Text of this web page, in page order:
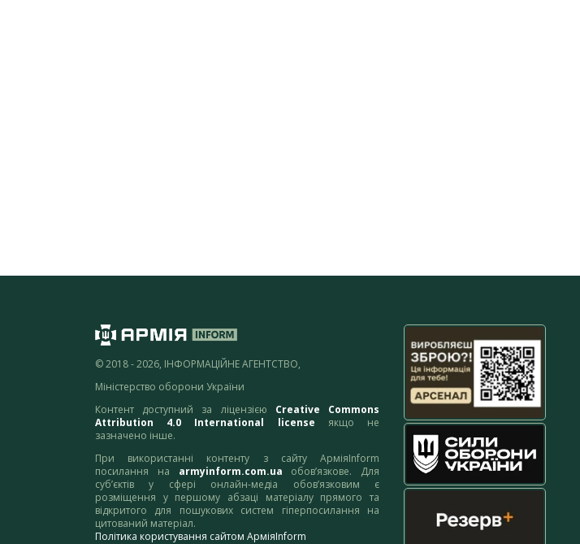
© 2018 - 2026, ІНФОРМАЦІЙНЕ АГЕНТСТВО,
Міністерство оборони України
Контент доступний за ліцензією Creative Commons
Attribution 4.0 International license якщо не
зазначено інше.
При використанні контенту з сайту АрміяInform
посилання на armyinform.com.ua обов’язкове. Для
суб’єктів у сфері онлайн-медіа обов’язковим є
розміщення у першому абзаці матеріалу прямого та
відкритого для пошукових систем гіперпосилання на
цитований матеріал.
Політика користування сайтом АрміяInform